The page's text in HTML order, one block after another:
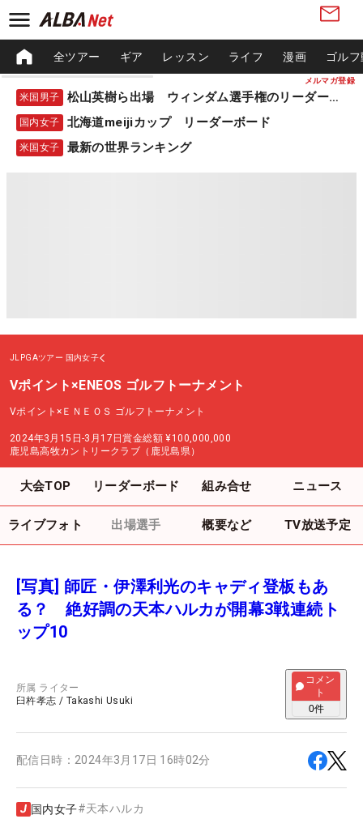
メルマガ登録
全ツアー ギア レッスン ライフ 漫画 ゴル
米国男子 松山英樹ら出場 ウィンダム選手権のリーダーボード
国内女子 北海道meijiカップ リーダーボード
米国女子 最新の世界ランキング
JLPGAツアー 国内女子
Vポイント×ENEOS ゴルフトーナメント
Vポイント×ＥＮＥＯＳ ゴルフトーナメント
2024年3月15日-3月17日賞金総額 ¥100,000,000
鹿児島高牧カントリークラブ（鹿児島県）
大会TOP リーダーボード 組み合せ ニュース
ライブフォト 出場選手 概要など TV放送予定
[写真] 師匠・伊澤利光のキャディ登板もあ
る？ 絶好調の天本ハルカが開幕3戦連続ト
ップ10
所属 ライター
臼杵孝志 / Takashi Usuki
コメン
ト
0件
配信日時： 2024年3月17日 16時02分
国内女子#天本ハルカ